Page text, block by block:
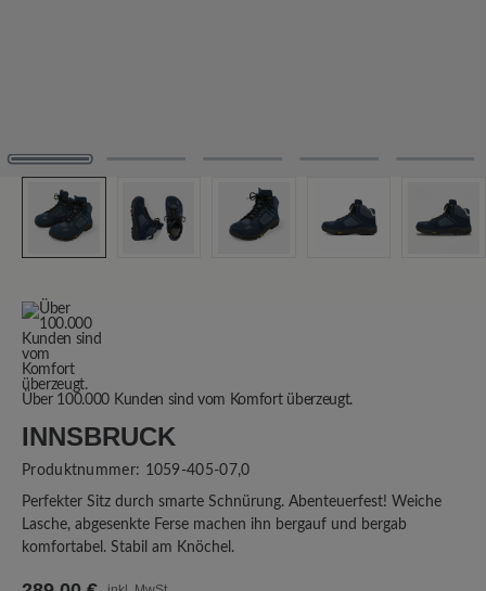
Über 100.000 Kunden sind vom Komfort überzeugt.
INNSBRUCK
Produktnummer: 1059-405-07,0
Perfekter Sitz durch smarte Schnürung. Abenteuerfest! Weiche
Lasche, abgesenkte Ferse machen ihn bergauf und bergab
komfortabel. Stabil am Knöchel.